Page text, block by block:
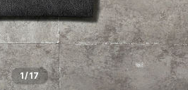
1/17